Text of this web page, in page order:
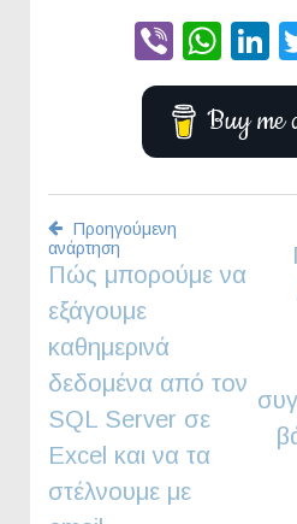
Viber
Buy me
Πλοήγηση
άρθρων
Προηγούμενη
ανάρτηση
Πώς μπορούμε να
εξάγουμε
καθημερινά
δεδομένα από τον
SQL Server σε
Excel και να τα
στέλνουμε με